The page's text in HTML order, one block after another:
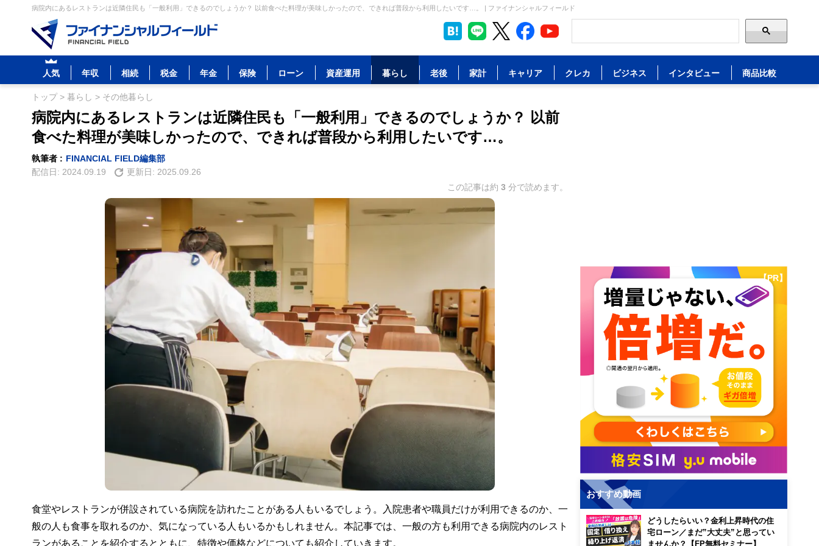
病院内にあるレストランは近隣住民も「一般利用」できるのでしょうか？ 以前食べた料理が美味しかったので、できれば普段から利用したいです…。 | ファイナンシャルフィールド
人気 年収 相続 税金 年金 保険 ローン 資産運用 暮らし 老後 家計 キャリア クレカ ビジネス インタビュー 商品比較
トップ> 暮らし > その他暮らし
病院内にあるレストランは近隣住民も「一般利用」できるのでしょうか？ 以前
食べた料理が美味しかったので、できれば普段から利用したいです…。
執筆者 : FINANCIAL FIELD編集部
配信日: 2024.09.19 更新日: 2025.09.26
この記事は約 3 分で読めます。
食堂やレストランが併設されている病院を訪れたことがある人もいるでしょう。入院患者や職員だけが利用できるのか、一
般の人も食事を取れるのか、気になっている人もいるかもしれません。本記事では、一般の方も利用できる病院内のレスト
ランがあることを紹介するとともに、特徴や価格などについても紹介していきます。
【PR】
おすすめ動画
どうしたらいい？金利上昇時代の住
宅ローン／まだ”大丈夫”と思ってい
ませんか？【FP無料セミナー】